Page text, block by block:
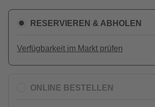
RESERVIEREN & ABHOLEN
Verfügbarkeit im Markt prüfen
ONLINE BESTELLEN